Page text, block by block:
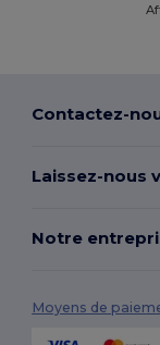
Contactez-
Laissez-nous
Notre
Moyens de